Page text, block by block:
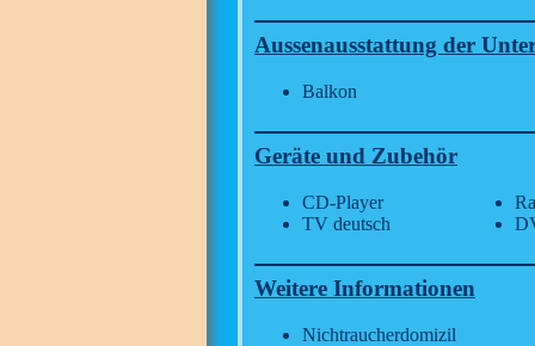
Aussenausstattung der
Balkon
Geräte und Zubehör
CD-Player
TV deutsch
Weitere Informationen
Nichtraucherdomizil